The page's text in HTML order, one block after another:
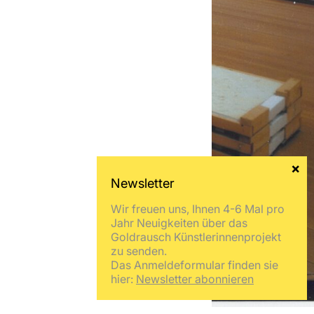
Wir freuen uns, Ihnen 4-6 Mal pro
Jahr Neuigkeiten über das
Goldrausch Künstlerinnenprojekt
zu senden.
Das Anmeldeformular finden sie
hier: Newsletter abonnieren